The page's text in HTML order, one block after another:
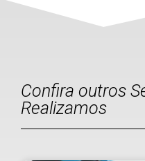
Confira outros
Realizamos